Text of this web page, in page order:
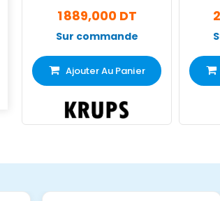
1 889,000 DT
Sur commande
Ajouter Au Panier